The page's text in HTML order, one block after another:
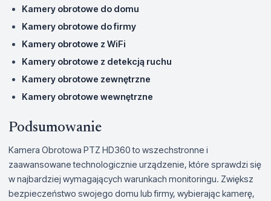
Kamery obrotowe do domu
Kamery obrotowe do firmy
Kamery obrotowe z WiFi
Kamery obrotowe z detekcją ruchu
Kamery obrotowe zewnętrzne
Kamery obrotowe wewnętrzne
Podsumowanie
Kamera Obrotowa PTZ HD360 to wszechstronne i
zaawansowane technologicznie urządzenie, które sprawdzi się
w najbardziej wymagających warunkach monitoringu. Zwiększ
bezpieczeństwo swojego domu lub firmy, wybierając kamerę,